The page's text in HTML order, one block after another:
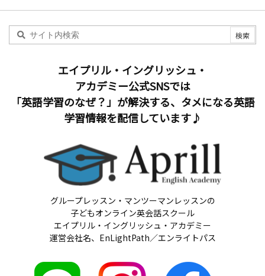
エイプリル・イングリッシュ・
アカデミー公式SNSでは
「英語学習のなぜ？」が解決する、タメになる英語
学習情報を配信しています♪
グループレッスン・マンツーマンレッスンの
子どもオンライン英会話スクール
エイプリル・イングリッシュ・アカデミー
運営会社名、EnLightPath／エンライトパス